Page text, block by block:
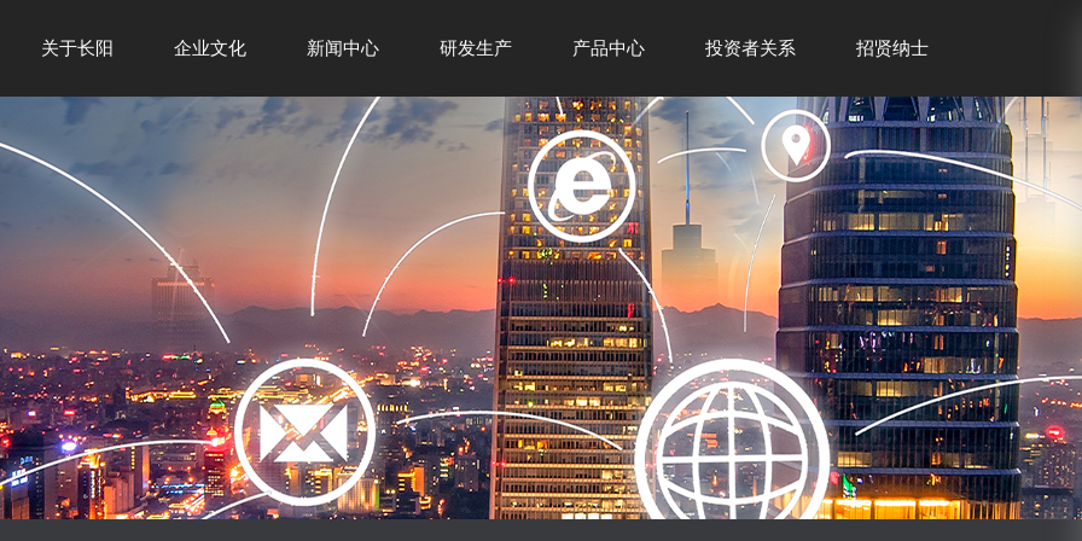
关于长阳 企业文化 新闻中心 研发生产 产品中心 投资者关系 招贤纳士